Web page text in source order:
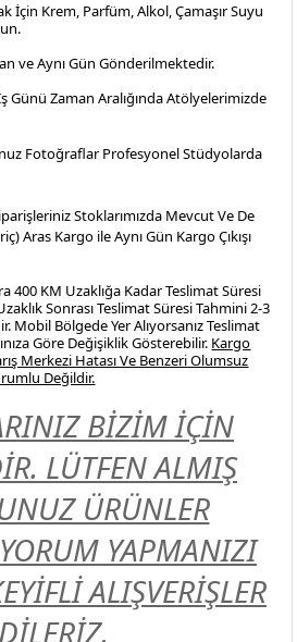
İçin Krem, Parfüm, Alkol, Çamaşır Suyu
ve Aynı Gün Gönderilmektedir.
Günü Zaman Aralığında Atölyelerimizde
Fotoğraflar ProfesyonelStüdyolarda
Stoklarımızda Mevcut Ve De
Aras Kargo ile Aynı Gün Kargo Çıkışı
400 KM Uzaklığa Kadar Teslimat Süresi
Sonrası Teslimat Süresi Tahmini 2-3
Mobil Bölgede Yer Alıyorsanız Teslimat
Göre Değişiklik Gösterebilir. Kargo
Merkezi Hatası Ve Benzeri Olumsuz
Değildir.
BİZİM İÇİN
LÜTFEN ALMIŞ
ÜRÜNLER
YAPMANIZI
ALIŞVERİŞLER
DİLERİZ.